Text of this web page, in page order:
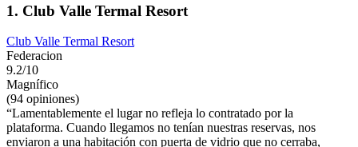
1. Club Valle Termal Resort
Club Valle Termal Resort
Federacion
9.2/10
Magnífico
(94 opiniones)
“Lamentablemente el lugar no refleja lo contratado por la
plataforma. Cuando llegamos no tenían nuestras reservas, nos
enviaron a una habitación con puerta de vidrio que no cerraba,